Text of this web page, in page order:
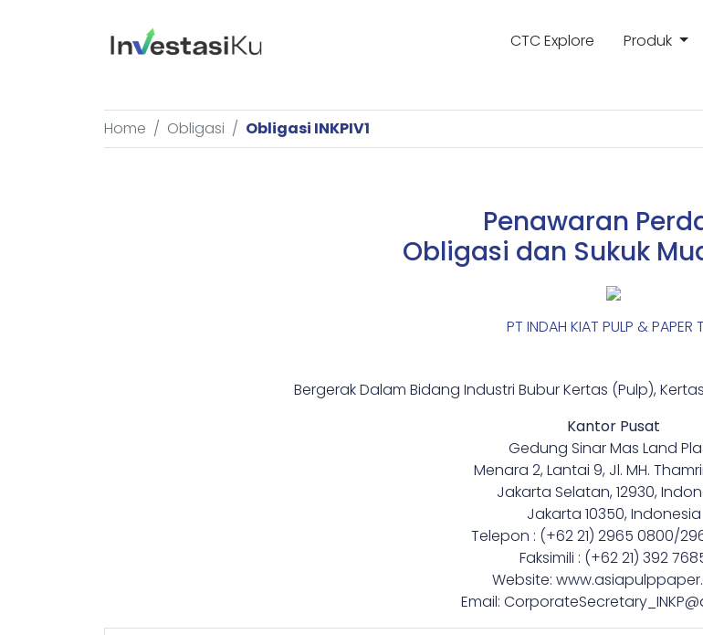
CTC Explore Produk
Home Obligasi Obligasi INKPIV1
Penawaran
Obligasi dan Sukuk
PT INDAH KIAT PULP & PAPER
Bergerak Dalam Bidang Industri Bubur Kertas (Pulp),
Kantor Pusat
Gedung Sinar Mas Land
Menara 2, Lantai 9, Jl. MH.
Jakarta Selatan, 12930,
Jakarta 10350, Indonesia
Telepon : (+62 21) 2965 0800/
Faksimili : (+62 21) 392
Website:
Email: